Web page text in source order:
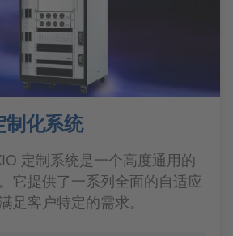
制化系统
定制系统是一个高度通用的
它提供了一系列全面的自适应
足客户特定的需求。